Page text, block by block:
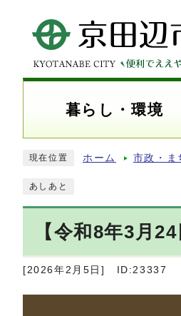
暮らし・環境
現在位置 ホーム 市政・ま
あしあと
【令和8年3月
[2026年2月5日] ID:23337